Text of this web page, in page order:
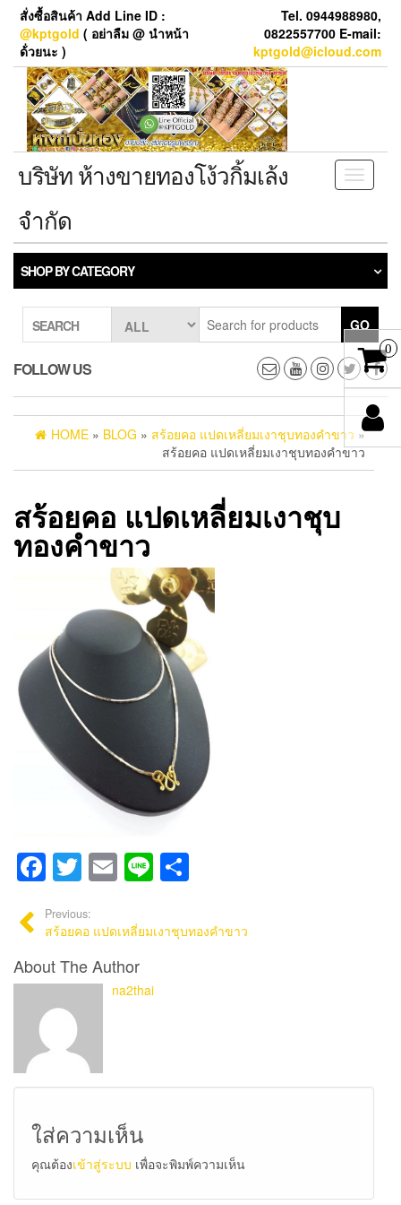
Skip
content
สั่งซื้อสินค้า Add Line ID :
@kptgold ( อย่าลืม @ นำหน้า
ด้่วยนะ )
Tel. 0944988980,
0822557700 E-mail:
kptgold@icloud.com
Toggle
บริษัท ห้างขายทองโง้วกิ้มเล้ง
จำกัด
SHOP BY CATEGORY
SEARCH GO
FOLLOW US
HOME » BLOG » สร้อยคอ แปดเหลี่ยมเงาชุบทองคำขาว »
สร้อยคอ แปดเหลี่ยมเงาชุบทองคำขาว
สร้อยคอ แปดเหลี่ยมเงาชุบ
ทองคำขาว
Facebook
Twitter
Email
Line
Previous:
สร้อยคอ แปดเหลี่ยมเงาชุบทองคำขาว
About The Author
na2thai
ใส่ความเห็น
คุณต้องเข้าสู่ระบบ เพื่อจะพิมพ์ความเห็น
0